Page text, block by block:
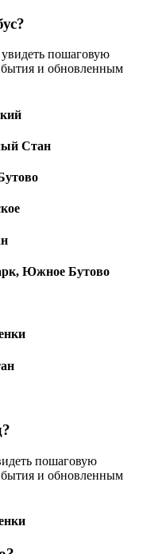
пошаговую
и обновленным
Стан
Южное Бутово
пошаговую
и обновленным